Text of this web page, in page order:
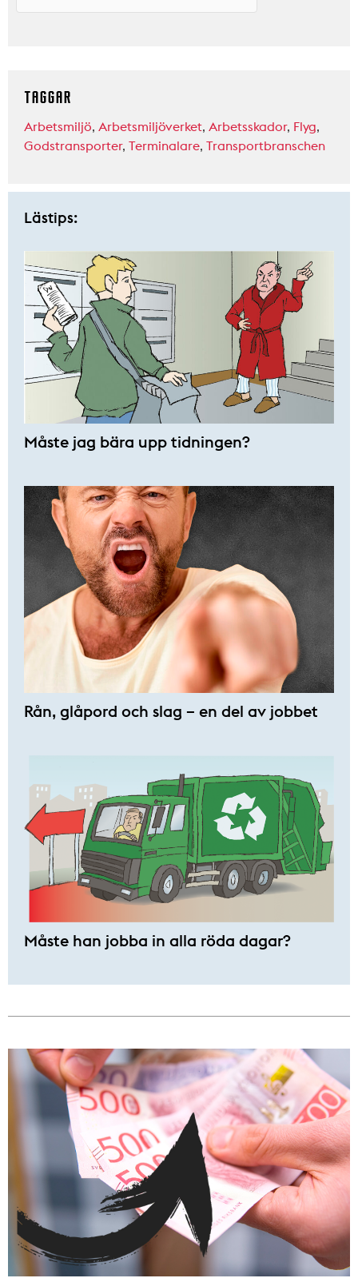
TAGGAR
Arbetsmiljö, Arbetsmiljöverket, Arbetsskador, Flyg,
Godstransporter, Terminalare, Transportbranschen
Lästips:
Måste jag bära upp tidningen?
Rån, glåpord och slag – en del av jobbet
Måste han jobba in alla röda dagar?